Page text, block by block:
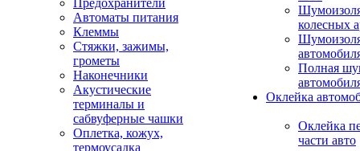
Предохранители
Автоматы питания
Клеммы
Стяжки, зажимы,
грометы
Наконечники
Акустические
терминалы и
сабвуферные чашки
Оплетка, кожух,
термоусадка
колесных
Полная
Оклейка
Оклейка
части авто